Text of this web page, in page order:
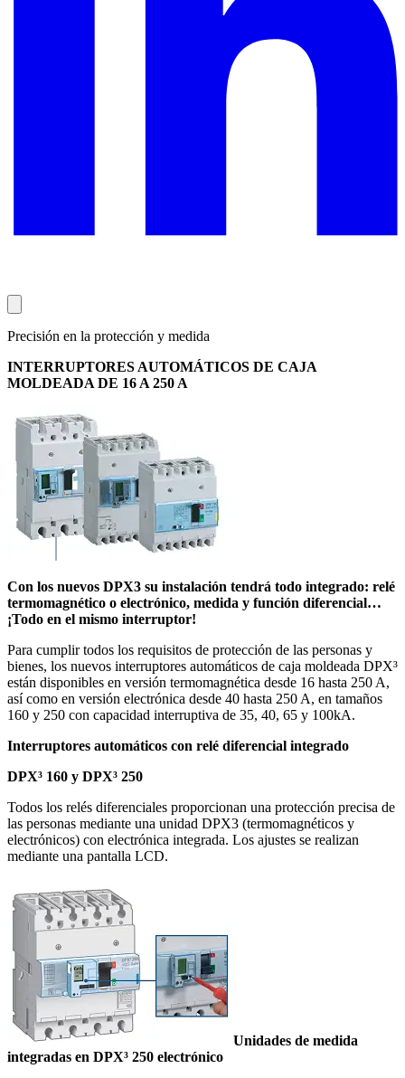
Precisión en la protección y medida
INTERRUPTORES AUTOMÁTICOS DE CAJA
MOLDEADA DE 16 A 250 A
Con los nuevos DPX3 su instalación tendrá todo integrado: relé
termomagnético o electrónico, medida y función diferencial…
¡Todo en el mismo interruptor!
Para cumplir todos los requisitos de protección de las personas y
bienes, los nuevos interruptores automáticos de caja moldeada DPX³
están disponibles en versión termomagnética desde 16 hasta 250 A,
así como en versión electrónica desde 40 hasta 250 A, en tamaños
160 y 250 con capacidad interruptiva de 35, 40, 65 y 100kA.
Interruptores automáticos con relé diferencial integrado
DPX³ 160 y DPX³ 250
Todos los relés diferenciales proporcionan una protección precisa de
las personas mediante una unidad DPX3 (termomagnéticos y
electrónicos) con electrónica integrada. Los ajustes se realizan
mediante una pantalla LCD.
Unidades de medida
integradas en DPX³ 250 electrónico